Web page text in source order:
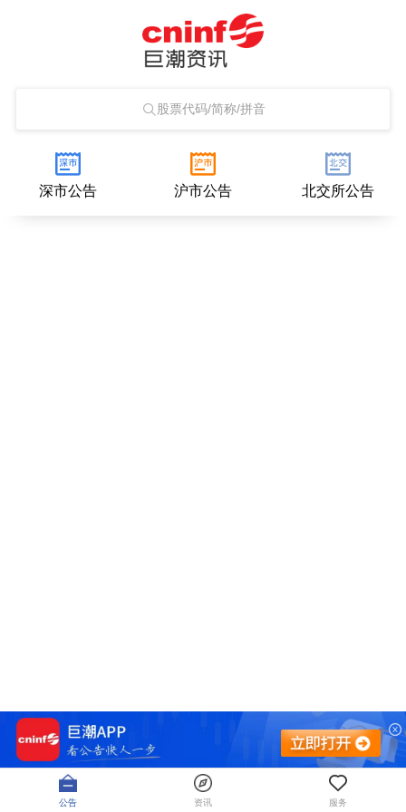
股票代码/简称/拼音
深市公告 沪市公告 北交所公告
公告 资讯 服务